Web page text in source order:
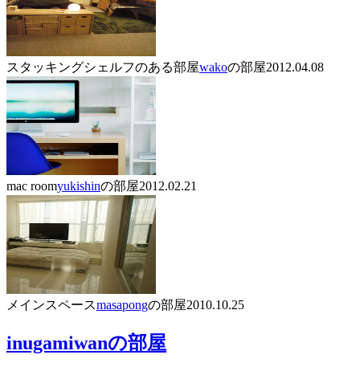
スタッキングシェルフのある部屋wakoの部屋2012.04.08
mac roomyukishinの部屋2012.02.21
メインスペースmasapongの部屋2010.10.25
inugamiwanの部屋